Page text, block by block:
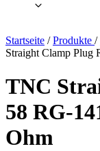
Startseite / Produkte /
Straight Clamp Plug
TNC
58 RG-
Ohm